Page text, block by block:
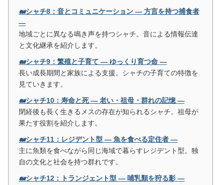
🐋シャチ8：音とコミュニケーション ― 方言を持つ捕食者
―
地域ごとに異なる鳴き声を持つシャチ。音による情報伝達
と文化継承を紹介します。
🐋シャチ9：繁殖と子育て ― ゆっくり育つ命 ―
長い成長期間と家族による支援。シャチの子育ての特徴を
見ていきます。
🐋シャチ10：寿命と死 ― 老い・祖母・群れの記憶 ―
閉経後も長く生きるメスの存在が知られるシャチ。祖母が
果たす役割を紹介します。
🐋シャチ11：レジデント型 ― 魚を食べる定住者 ―
主に魚類を食べながら同じ海域で暮らすレジデント型。独
自の文化と社会を持つ群れです。
🐋シャチ12：トランジェント型 ― 哺乳類を狩る影 ―